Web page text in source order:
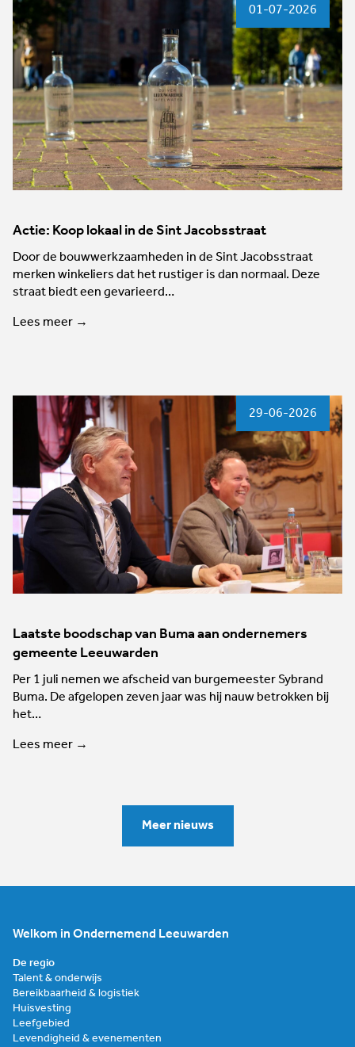
01-07-2026
Actie: Koop lokaal in de Sint Jacobsstraat
Door de bouwwerkzaamheden in de Sint Jacobsstraat
merken winkeliers dat het rustiger is dan normaal. Deze
straat biedt een gevarieerd…
Lees meer →
29-06-2026
Laatste boodschap van Buma aan ondernemers
gemeente Leeuwarden
Per 1 juli nemen we afscheid van burgemeester Sybrand
Buma. De afgelopen zeven jaar was hij nauw betrokken bij
het…
Lees meer →
Meer nieuws
Welkom in Ondernemend Leeuwarden
De regio
Talent & onderwijs
Bereikbaarheid & logistiek
Huisvesting
Leefgebied
Levendigheid & evenementen